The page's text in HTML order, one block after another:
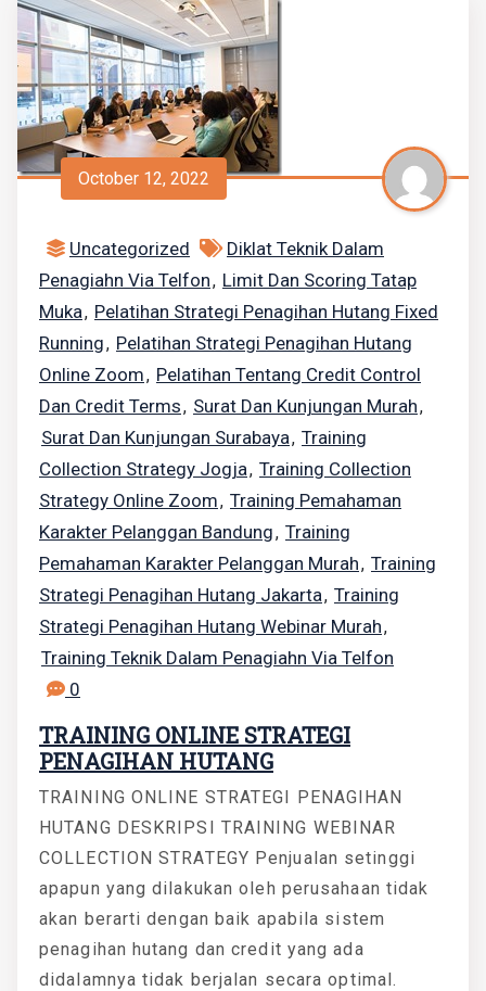
October 12, 2022
Uncategorized
Diklat Teknik Dalam
Penagiahn Via Telfon, Limit Dan Scoring Tatap
Muka, Pelatihan Strategi Penagihan Hutang Fixed
Running, Pelatihan Strategi Penagihan Hutang
Online Zoom, Pelatihan Tentang Credit Control
Dan Credit Terms, Surat Dan Kunjungan Murah,
Surat Dan Kunjungan Surabaya, Training
Collection Strategy Jogja, Training Collection
Strategy Online Zoom, Training Pemahaman
Karakter Pelanggan Bandung, Training
Pemahaman Karakter Pelanggan Murah, Training
Strategi Penagihan Hutang Jakarta, Training
Strategi Penagihan Hutang Webinar Murah,
Training Teknik Dalam Penagiahn Via Telfon
0
TRAINING ONLINE STRATEGI
PENAGIHAN HUTANG
TRAINING ONLINE STRATEGI PENAGIHAN
HUTANG DESKRIPSI TRAINING WEBINAR
COLLECTION STRATEGY Penjualan setinggi
apapun yang dilakukan oleh perusahaan tidak
akan berarti dengan baik apabila sistem
penagihan hutang dan credit yang ada
didalamnya tidak berjalan secara optimal.